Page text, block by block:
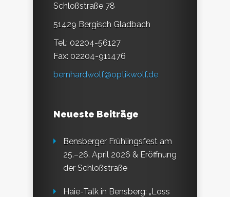
Schloßstraße 78
51429 Bergisch Gladbach
Tel.: 02204-56127
Fax: 02204-911476
bernhardwolf@optikwolf.de
Neueste Beiträge
Bensberger Frühlingsfest am
25.–26. April 2026 & Eröffnung
der Schloßstraße
Haie-Talk in Bensberg: „Loss